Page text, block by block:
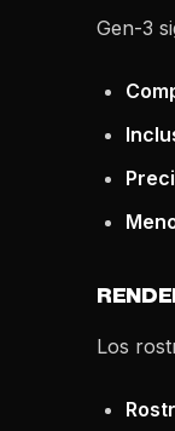
Gen-3
Los